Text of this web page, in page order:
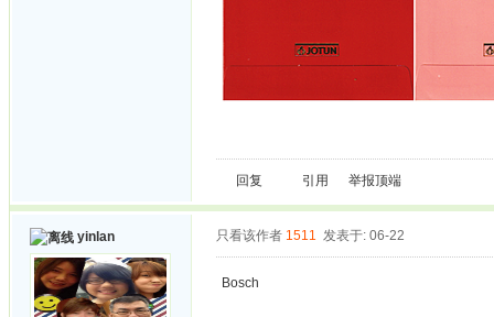
回复 引用 举报顶端
yinlan 只看该作者 1511 发表于: 06-22
Bosch